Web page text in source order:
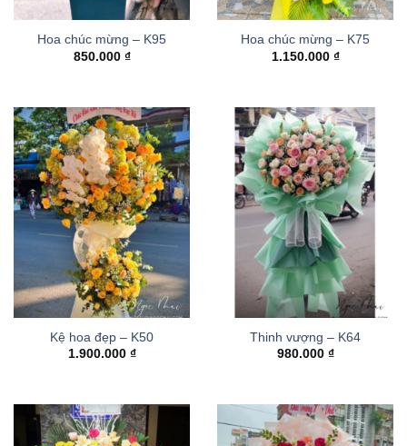
Hoa chúc mừng – K95
850.000 ₫
Hoa chúc mừng – K75
1.150.000 ₫
Kệ hoa đẹp – K50
1.900.000 ₫
Thinh vượng – K64
980.000 ₫